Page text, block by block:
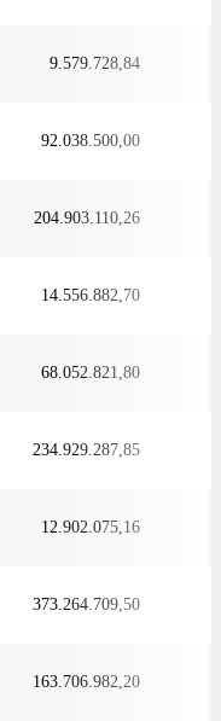
9.579.728,84
92.038.500,00
204.903.110,26
14.556.882,70
68.052.821,80
234.929.287,85
12.902.075,16
373.264.709,50
163.706.982,20